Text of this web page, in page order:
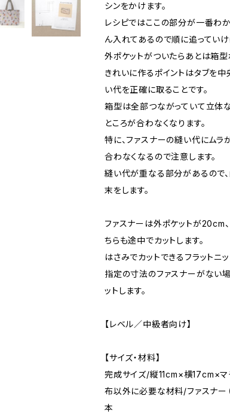
シンをかけます。
レシピではここの部分が一番わ
ん入れてあるので順に追っていけ
外ポケットがついたらあとは箱
きれいに作るポイントはタブを中
い代を正確に取ることです。
箱型は全部つながっていて立体
ところが合わなくなります。
特に、ファスナーの縫い代にム
合わなくなるので注意します。
縫い代が重なる部分があるので
末をします。
ファスナーは外ポケットが20cm
ちらも途中でカットします。
はさみでカットできるフラットニッ
指定の寸法のファスナーがない
ットします。
【レベル／中級者向け】
【サイズ・材料】
完成サイズ/縦11cm×横17cm×
布以外に必要な材料/ファスナー
本